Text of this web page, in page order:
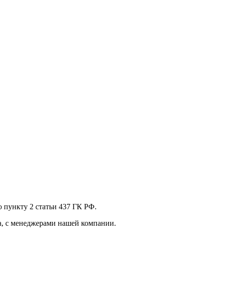
пункту 2 стaтьи 437 ГК РФ.
с менеджерами нашей компании.